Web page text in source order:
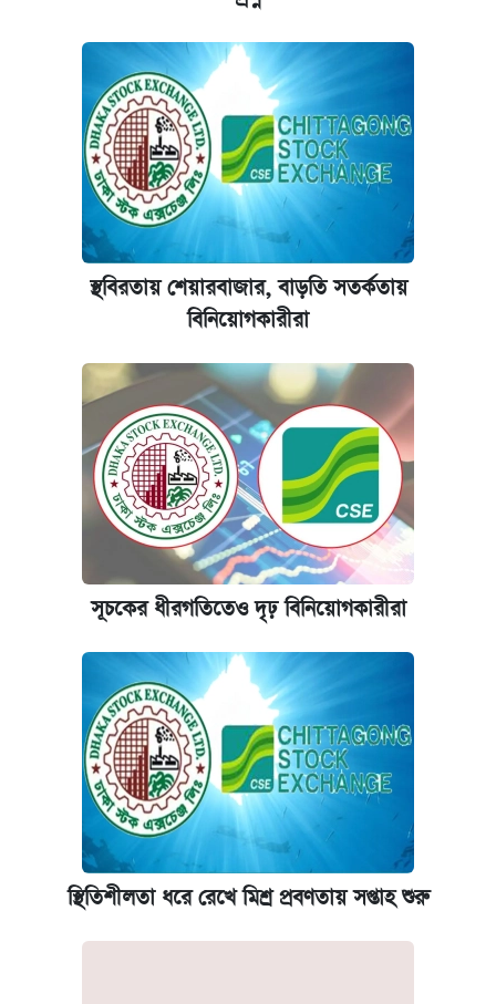
আজকের বাজারে স্বর্ণ-রুপার দাম (৫ আগস্ট)
আজকের বাজারে স্বর্ণের দাম (৬ আগস্ট)
ঢাবি আইবিএর এক্সিকিউটিভ এমবিএতে ভর্তি শুরু,
আবেদন ১২ আগস্ট পর্যন্ত
প্রতিষ্ঠান প্রধানদের ভাইভা শুরুর নির্দেশ শিক্ষামন্ত্রীর
স্থবিরতায় শেয়ারবাজার, বাড়তি সতর্কতায়
বিনিয়োগকারীরা
সূচকের ধীরগতিতেও দৃঢ় বিনিয়োগকারীরা
স্থিতিশীলতা ধরে রেখে মিশ্র প্রবণতায় সপ্তাহ শুরু